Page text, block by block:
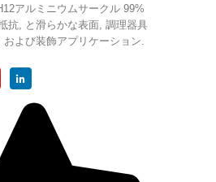
アルミニウムサークル 99%
抗, と滑らかな表面, 調理器具
よび装飾アプリケーション.